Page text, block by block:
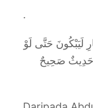
.
لَيَبْكُونَ حَتَّى لَوْ
حَدِيثٌ صَحِيحٌ